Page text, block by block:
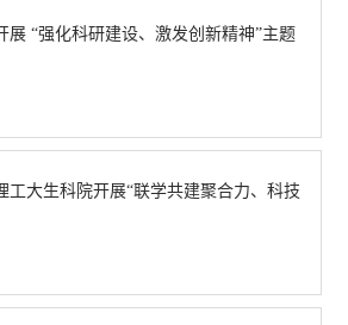
展 “强化科研建设、激发创新精神”主题
工大生科院开展“联学共建聚合力、科技